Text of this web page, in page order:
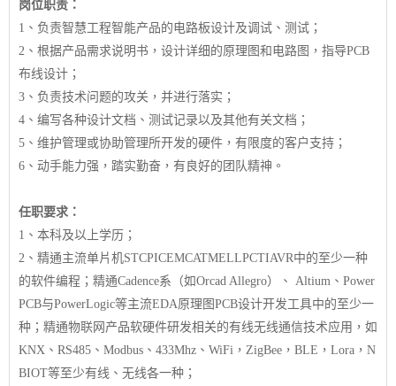
岗位职责：
1、负责智慧工程智能产品的电路板设计及调试、测试；
2、根据产品需求说明书，设计详细的原理图和电路图，指导PCB
布线设计；
3、负责技术问题的攻关，并进行落实；
4、编写各种设计文档、测试记录以及其他有关文档；
5、维护管理或协助管理所开发的硬件，有限度的客户支持；
6、动手能力强，踏实勤奋，有良好的团队精神。
任职要求：
1、本科及以上学历；
2、精通主流单片机STCPICEMCATMELLPCTIAVR中的至少一种
的软件编程；精通Cadence系（如Orcad Allegro）、 Altium、Power
PCB与PowerLogic等主流EDA原理图PCB设计开发工具中的至少一
种；精通物联网产品软硬件研发相关的有线无线通信技术应用，如
KNX、RS485、Modbus、433Mhz、WiFi，ZigBee，BLE，Lora，N
BIOT等至少有线、无线各一种；